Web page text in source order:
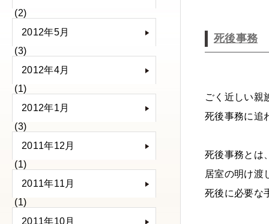
(2)
2012年5月
(3)
2012年4月
(1)
2012年1月
(3)
2011年12月
(1)
2011年11月
(1)
2011年10月
死後事務
ごく近しい親
死後事務に追
死後事務とは
居室の明け渡
死後に必要な